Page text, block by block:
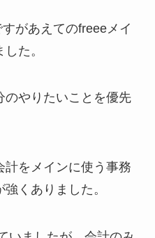
があえてのfreeeメイ
た。
のやりたいことを優先
計をメインに使う事務
くありました。